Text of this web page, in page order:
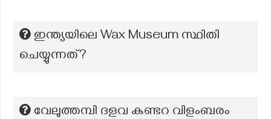
ഇന്ത്യയിലെ Wax Museum സ്ഥിതി
ചെയ്യുന്നത്?
വേലുത്തമ്പി ദളവ കുണ്ടറ വിളംബരം